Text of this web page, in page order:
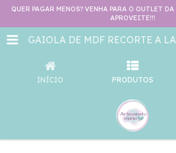
QUER PAGAR MENOS? VENHA PARA O OUTLET
APROVEITE!!!
INÍCIO PRODUTOS